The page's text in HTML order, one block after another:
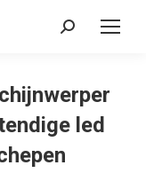
Zoeken:
led